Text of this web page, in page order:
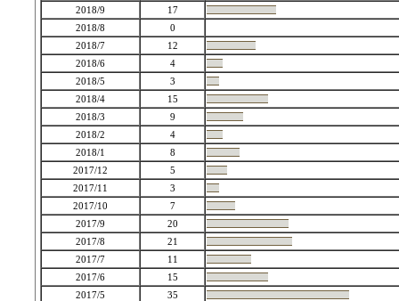
2018/9
17
2018/8
0
2018/7
12
2018/6
4
2018/5
3
2018/4
15
2018/3
9
2018/2
4
2018/1
8
2017/12
5
2017/11
3
2017/10
7
2017/9
20
2017/8
21
2017/7
11
2017/6
15
2017/5
35